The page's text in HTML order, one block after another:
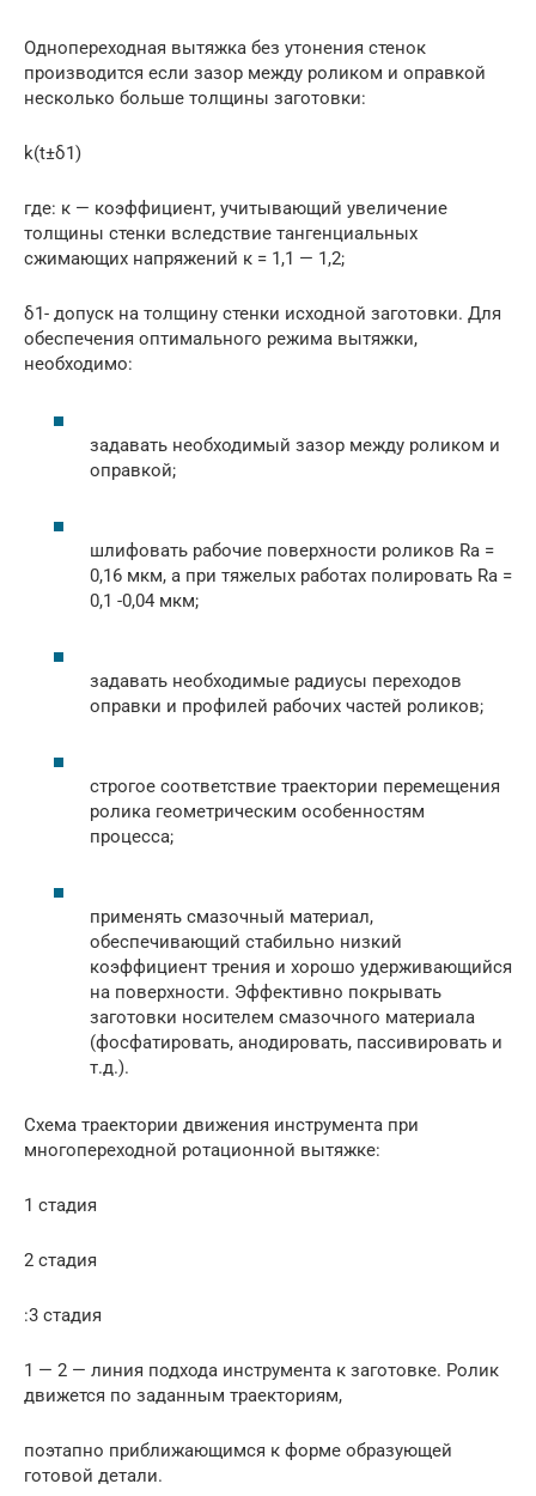
Однопереходная вытяжка без утонения стенок
производится если зазор между роликом и оправкой
несколько больше толщины заготовки:
k(t±δ1)
где: к — коэффициент, учитывающий увеличение
толщины стенки вследствие тангенциальных
сжимающих напряжений к = 1,1 — 1,2;
δ1- допуск на толщину стенки исходной заготовки. Для
обеспечения оптимального режима вытяжки,
необходимо:
задавать необходимый зазор между роликом и
оправкой;
шлифовать рабочие поверхности роликов Ra =
0,16 мкм, а при тяжелых работах полировать Ra =
0,1 -0,04 мкм;
задавать необходимые радиусы переходов
оправки и профилей рабочих частей роликов;
строгое соответствие траектории перемещения
ролика геометрическим особенностям
процесса;
применять смазочный материал,
обеспечивающий стабильно низкий
коэффициент трения и хорошо удерживающийся
на поверхности. Эффективно покрывать
заготовки носителем смазочного материала
(фосфатировать, анодировать, пассивировать и
т.д.).
Схема траектории движения инструмента при
многопереходной ротационной вытяжке:
1 стадия
2 стадия
:3 стадия
1 — 2 — линия подхода инструмента к заготовке. Ролик
движется по заданным траекториям,
поэтапно приближающимся к форме образующей
готовой детали.